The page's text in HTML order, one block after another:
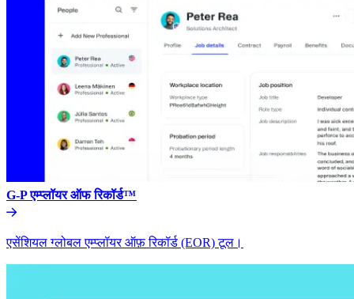
G-P एम्प्लॉयर ऑफ रिकॉर्ड™​​
एसेंशियल ग्लोबल एम्प्लॉयर ऑफ़ रिकॉर्ड (EOR) टूल।​​